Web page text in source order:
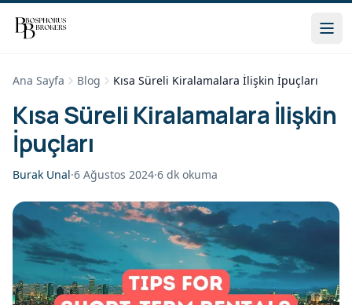
Ana Sayfa Blog Kısa Süreli Kiralamalara İlişkin İpuçları
Kısa Süreli Kiralamalara İlişkin
İpuçları
Burak Unal·6 Ağustos 2024·6 dk okuma